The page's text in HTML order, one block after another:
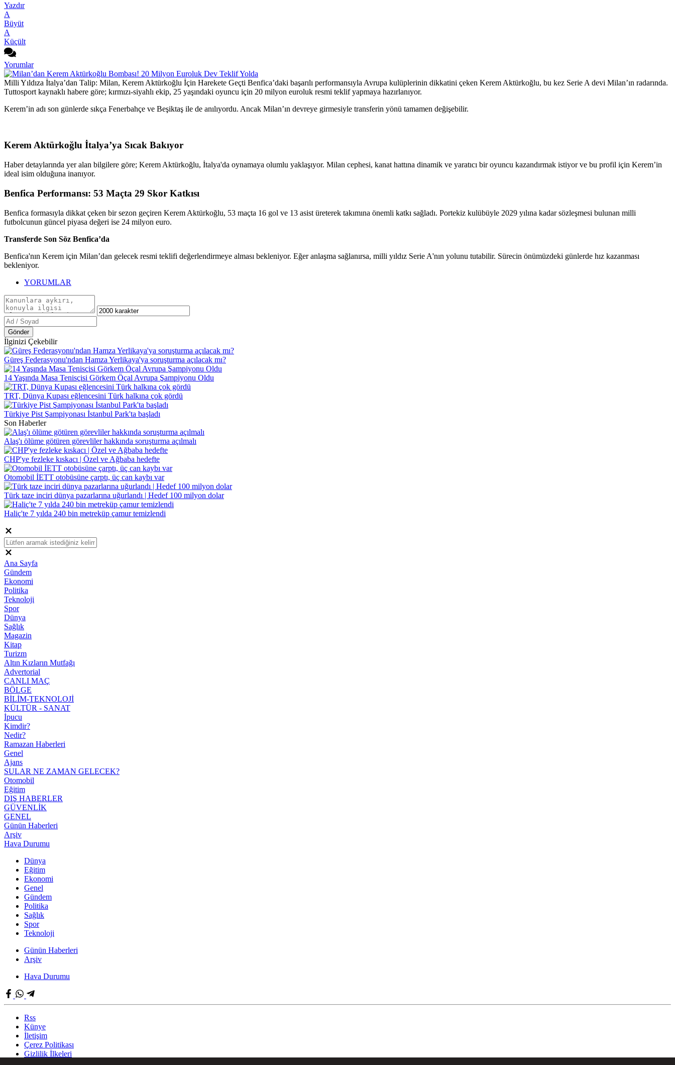
Yazdır
A
Büyüt
A
Küçült
Yorumlar
Milli Yıldıza İtalya’dan Talip: Milan, Kerem Aktürkoğlu İçin Harekete Geçti Benfica’daki başarılı performansıyla Avrupa kulüplerinin dikkatini çeken Kerem Aktürkoğlu, bu kez Serie A devi Milan’ın radarında.
Tuttosport kaynaklı habere göre; kırmızı-siyahlı ekip, 25 yaşındaki oyuncu için 20 milyon euroluk resmi teklif yapmaya hazırlanıyor.
Kerem’in adı son günlerde sıkça Fenerbahçe ve Beşiktaş ile de anılıyordu. Ancak Milan’ın devreye girmesiyle transferin yönü tamamen değişebilir.
Kerem Aktürkoğlu İtalya’ya Sıcak Bakıyor
Haber detaylarında yer alan bilgilere göre; Kerem Aktürkoğlu, İtalya'da oynamaya olumlu yaklaşıyor. Milan cephesi, kanat hattına dinamik ve yaratıcı bir oyuncu kazandırmak istiyor ve bu profil için Kerem’in
ideal isim olduğuna inanıyor.
Benfica Performansı: 53 Maçta 29 Skor Katkısı
Benfica formasıyla dikkat çeken bir sezon geçiren Kerem Aktürkoğlu, 53 maçta 16 gol ve 13 asist üreterek takımına önemli katkı sağladı. Portekiz kulübüyle 2029 yılına kadar sözleşmesi bulunan milli
futbolcunun güncel piyasa değeri ise 24 milyon euro.
Transferde Son Söz Benfica’da
Benfica'nın Kerem için Milan’dan gelecek resmi teklifi değerlendirmeye alması bekleniyor. Eğer anlaşma sağlanırsa, milli yıldız Serie A'nın yolunu tutabilir. Sürecin önümüzdeki günlerde hız kazanması
bekleniyor.
YORUMLAR
Gönder
İlginizi Çekebilir
Güreş Federasyonu'ndan Hamza Yerlikaya'ya soruşturma açılacak mı?
14 Yaşında Masa Tenisçisi Görkem Öçal Avrupa Şampiyonu Oldu
TRT, Dünya Kupası eğlencesini Türk halkına çok gördü
Türkiye Pist Şampiyonası İstanbul Park'ta başladı
Son Haberler
Alaş'ı ölüme götüren görevliler hakkında soruşturma açılmalı
CHP'ye fezleke kıskacı | Özel ve Ağbaba hedefte
Otomobil İETT otobüsüne çarptı, üç can kaybı var
Türk taze inciri dünya pazarlarına uğurlandı | Hedef 100 milyon dolar
Haliç'te 7 yılda 240 bin metreküp çamur temizlendi
Ana Sayfa
Gündem
Ekonomi
Politika
Teknoloji
Spor
Dünya
Sağlık
Magazin
Kitap
Turizm
Altın Kızların Mutfağı
Advertorial
CANLI MAÇ
BÖLGE
BİLİM-TEKNOLOJİ
KÜLTÜR - SANAT
İpucu
Kimdir?
Nedir?
Ramazan Haberleri
Genel
Ajans
SULAR NE ZAMAN GELECEK?
Otomobil
Eğitim
DIŞ HABERLER
GÜVENLİK
GENEL
Günün Haberleri
Arşiv
Hava Durumu
Dünya
Eğitim
Ekonomi
Genel
Gündem
Politika
Sağlık
Spor
Teknoloji
Günün Haberleri
Arşiv
Hava Durumu
Rss
Künye
İletişim
Çerez Politikası
Gizlilik İlkeleri